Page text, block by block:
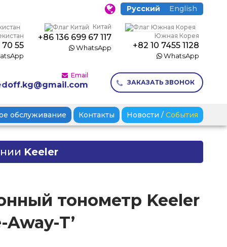
Русский English
55
Китай
+86 136 699 67 117
WhatsApp
Южная Корея
+82 10 7455 1128
WhatsApp
Email
ЗАКАЗАТЬ ЗВОНОК
обслуживание Контакты Новости / События
Keeler
тонометр Keeler
Away-T’